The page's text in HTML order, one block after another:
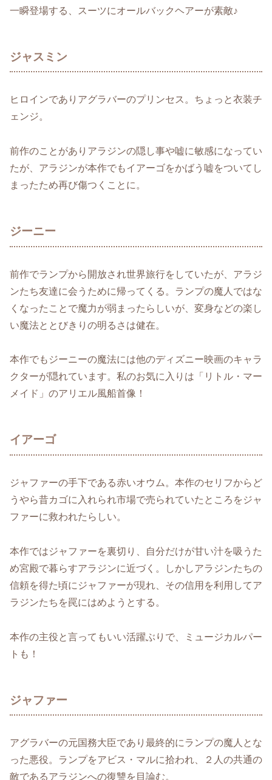
一瞬登場する、スーツにオールバックヘアーが素敵♪
ジャスミン
ヒロインでありアグラバーのプリンセス。ちょっと衣装チ
ェンジ。
前作のことがありアラジンの隠し事や嘘に敏感になってい
たが、アラジンが本作でもイアーゴをかばう嘘をついてし
まったため再び傷つくことに。
ジーニー
前作でランプから開放され世界旅行をしていたが、アラジ
ンたち友達に会うために帰ってくる。ランプの魔人ではな
くなったことで魔力が弱まったらしいが、変身などの楽し
い魔法ととびきりの明るさは健在。
本作でもジーニーの魔法には他のディズニー映画のキャラ
クターが隠れています。私のお気に入りは「リトル・マー
メイド」のアリエル風船首像！
イアーゴ
ジャファーの手下である赤いオウム。本作のセリフからど
うやら昔カゴに入れられ市場で売られていたところをジャ
ファーに救われたらしい。
本作ではジャファーを裏切り、自分だけが甘い汁を吸うた
め宮殿で暮らすアラジンに近づく。しかしアラジンたちの
信頼を得た頃にジャファーが現れ、その信用を利用してア
ラジンたちを罠にはめようとする。
本作の主役と言ってもいい活躍ぶりで、ミュージカルパー
トも！
ジャファー
アグラバーの元国務大臣であり最終的にランプの魔人とな
った悪役。ランプをアビス・マルに拾われ、２人の共通の
敵であるアラジンへの復讐を目論む。